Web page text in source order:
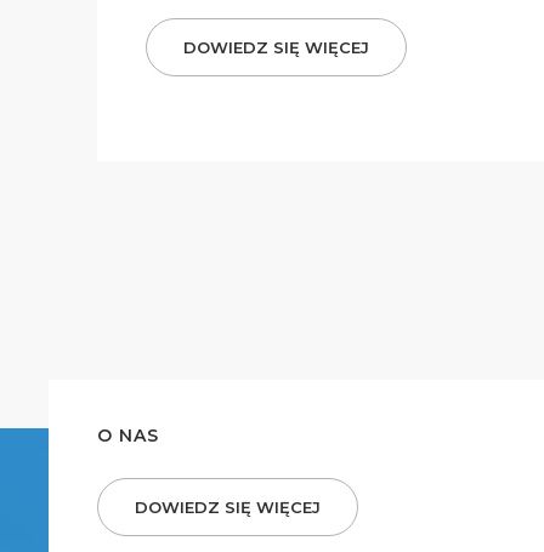
DOWIEDZ SIĘ WIĘCEJ
O NAS
DOWIEDZ SIĘ WIĘCEJ